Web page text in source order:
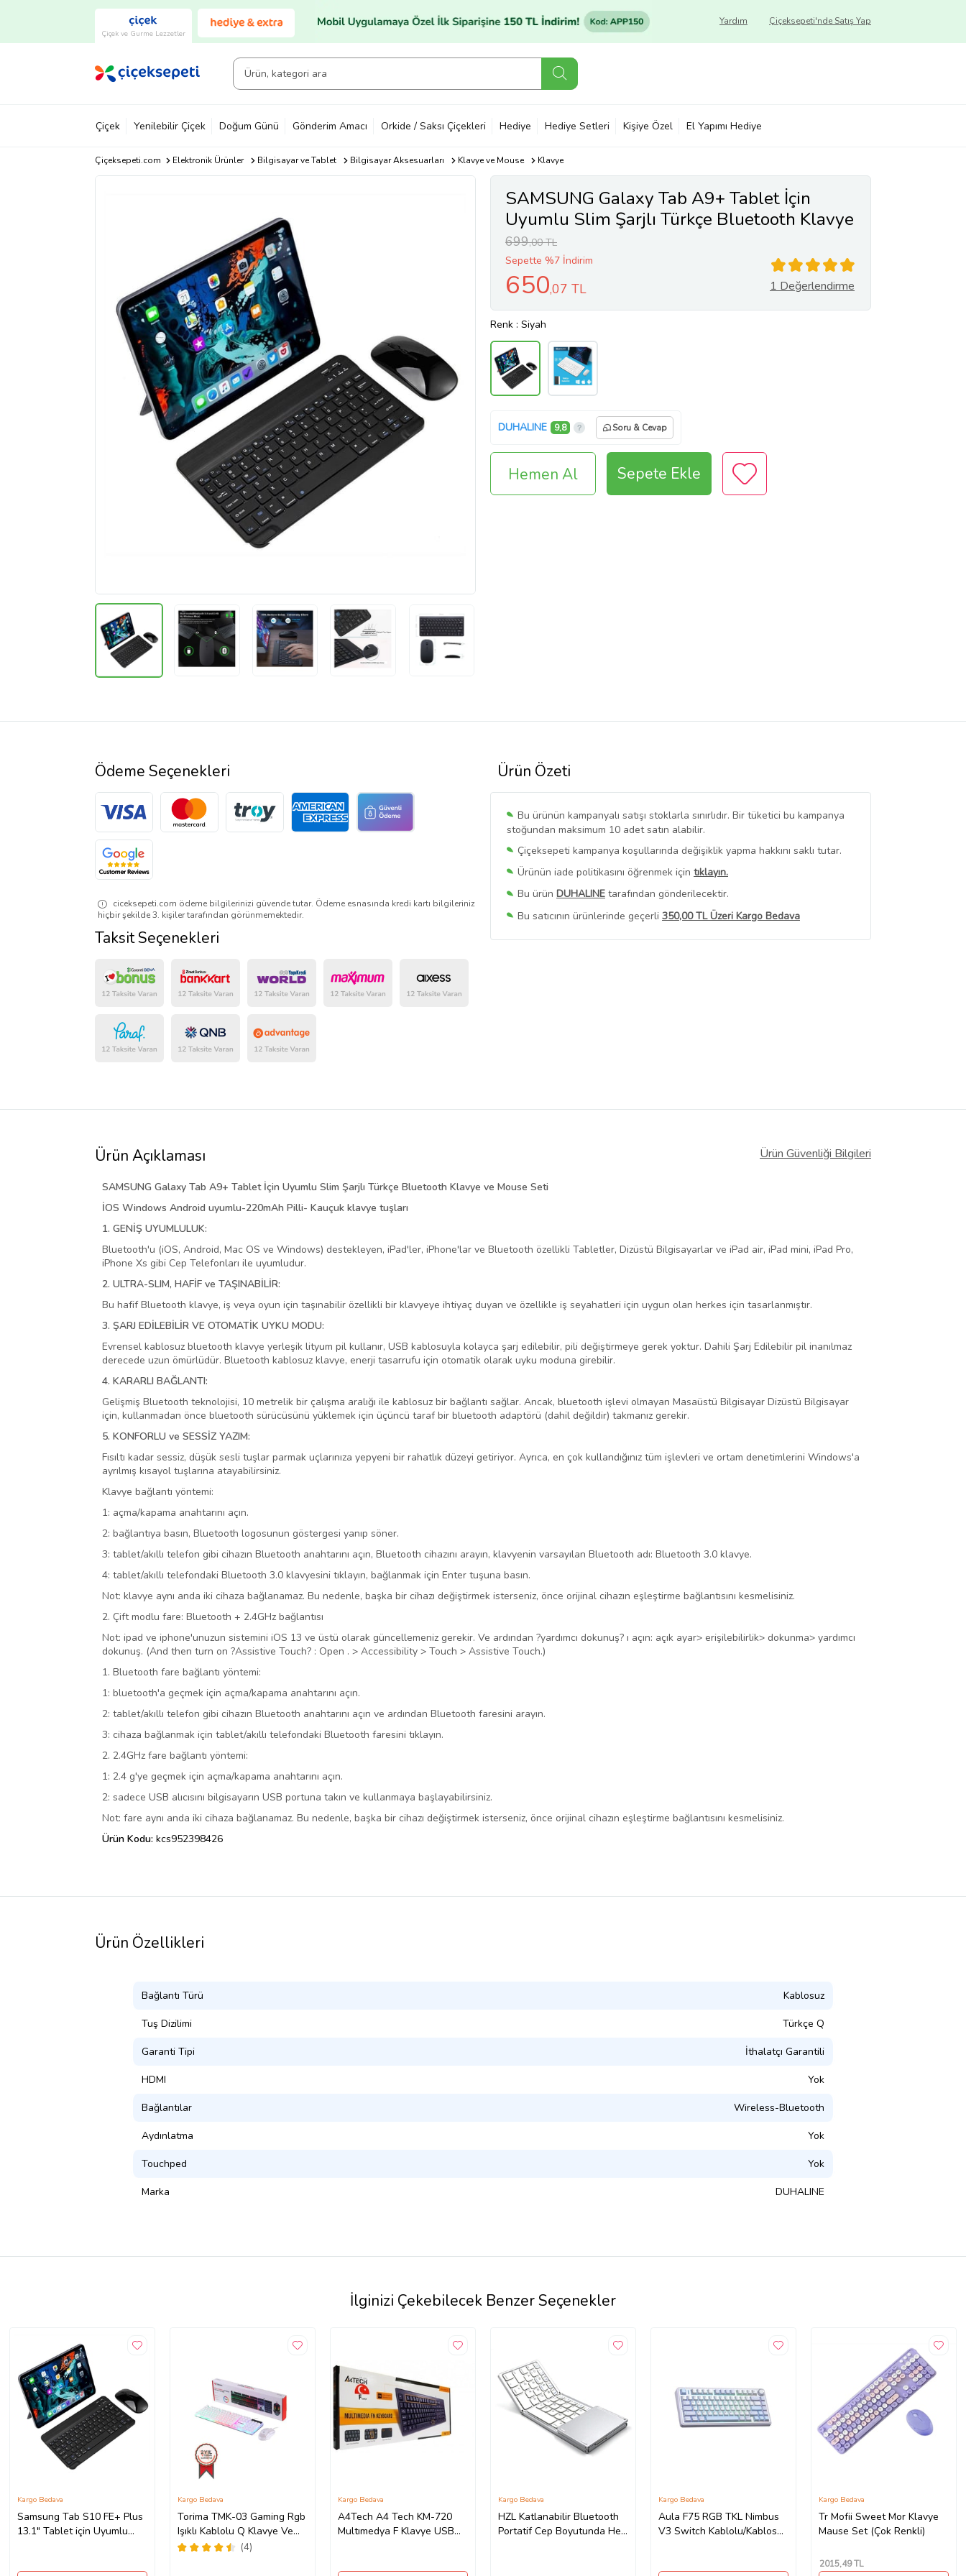
Çiçek ve Gurme Lezzetler
Çiçeksepeti'nde Satış Yap
Yardım
Çiçek Yenilebilir Çiçek Doğum Günü Gönderim Amacı Orkide / Saksı Çiçekleri Hediye Hediye Setleri Kişiye Özel El Yapımı Hediye
Çiçeksepeti.com Elektronik Ürünler Bilgisayar ve Tablet Bilgisayar Aksesuarları Klavye ve Mouse Klavye
SAMSUNG Galaxy Tab A9+ Tablet İçin
Uyumlu Slim Şarjlı Türkçe Bluetooth Klavye
ve Mouse Seti (Siyah)
699,00 TL
Sepette %7 İndirim
650,07 TL 1 Değerlendirme
Renk : Siyah
DUHALINE 9,8 Soru & Cevap
Hemen Al Sepete Ekle
Ürün Özeti
Bu ürünün kampanyalı satışı stoklarla sınırlıdır. Bir tüketici bu kampanya
stoğundan maksimum 10 adet satın alabilir.
Çiçeksepeti kampanya koşullarında değişiklik yapma hakkını saklı tutar.
Ürünün iade politikasını öğrenmek için tıklayın.
Bu ürün DUHALINE tarafından gönderilecektir.
Bu satıcının ürünlerinde geçerli 350,00 TL Üzeri Kargo Bedava
Bu SatıcınınTüm Ürünlerini Görüntüle
Ödeme Seçenekleri
ciceksepeti.com ödeme bilgilerinizi güvende tutar. Ödeme esnasında kredi kartı bilgileriniz
hiçbir şekilde 3. kişiler tarafından görünmemektedir.
Taksit Seçenekleri
Ürün Açıklaması Ürün Güvenliği Bilgileri
SAMSUNG Galaxy Tab A9+ Tablet İçin Uyumlu Slim Şarjlı Türkçe Bluetooth Klavye ve Mouse Seti
İOS Windows Android uyumlu-220mAh Pilli- Kauçuk klavye tuşları
1. GENİŞ UYUMLULUK:
Bluetooth'u (iOS, Android, Mac OS ve Windows) destekleyen, iPad'ler, iPhone'lar ve Bluetooth özellikli Tabletler, Dizüstü Bilgisayarlar ve iPad air, iPad mini, iPad Pro,
iPhone Xs gibi Cep Telefonları ile uyumludur.
2. ULTRA-SLIM, HAFİF ve TAŞINABİLİR:
Bu hafif Bluetooth klavye, iş veya oyun için taşınabilir özellikli bir klavyeye ihtiyaç duyan ve özellikle iş seyahatleri için uygun olan herkes için tasarlanmıştır.
3. ŞARJ EDİLEBİLİR VE OTOMATİK UYKU MODU:
Evrensel kablosuz bluetooth klavye yerleşik lityum pil kullanır, USB kablosuyla kolayca şarj edilebilir, pili değiştirmeye gerek yoktur. Dahili Şarj Edilebilir pil inanılmaz
derecede uzun ömürlüdür. Bluetooth kablosuz klavye, enerji tasarrufu için otomatik olarak uyku moduna girebilir.
4. KARARLI BAĞLANTI:
Gelişmiş Bluetooth teknolojisi, 10 metrelik bir çalışma aralığı ile kablosuz bir bağlantı sağlar. Ancak, bluetooth işlevi olmayan Masaüstü Bilgisayar Dizüstü Bilgisayar
için, kullanmadan önce bluetooth sürücüsünü yüklemek için üçüncü taraf bir bluetooth adaptörü (dahil değildir) takmanız gerekir.
5. KONFORLU ve SESSİZ YAZIM:
Fısıltı kadar sessiz, düşük sesli tuşlar parmak uçlarınıza yepyeni bir rahatlık düzeyi getiriyor. Ayrıca, en çok kullandığınız tüm işlevleri ve ortam denetimlerini Windows'a
ayrılmış kısayol tuşlarına atayabilirsiniz.
Klavye bağlantı yöntemi:
1: açma/kapama anahtarını açın.
2: bağlantıya basın, Bluetooth logosunun göstergesi yanıp söner.
3: tablet/akıllı telefon gibi cihazın Bluetooth anahtarını açın, Bluetooth cihazını arayın, klavyenin varsayılan Bluetooth adı: Bluetooth 3.0 klavye.
4: tablet/akıllı telefondaki Bluetooth 3.0 klavyesini tıklayın, bağlanmak için Enter tuşuna basın.
Not: klavye aynı anda iki cihaza bağlanamaz. Bu nedenle, başka bir cihazı değiştirmek isterseniz, önce orijinal cihazın eşleştirme bağlantısını kesmelisiniz.
2. Çift modlu fare: Bluetooth + 2.4GHz bağlantısı
Not: ipad ve iphone'unuzun sistemini iOS 13 ve üstü olarak güncellemeniz gerekir. Ve ardından ?yardımcı dokunuş? ı açın: açık ayar> erişilebilirlik> dokunma> yardımcı
dokunuş. (And then turn on ?Assistive Touch? : Open . > Accessibility > Touch > Assistive Touch.)
1. Bluetooth fare bağlantı yöntemi:
1: bluetooth'a geçmek için açma/kapama anahtarını açın.
2: tablet/akıllı telefon gibi cihazın Bluetooth anahtarını açın ve ardından Bluetooth faresini arayın.
3: cihaza bağlanmak için tablet/akıllı telefondaki Bluetooth faresini tıklayın.
2. 2.4GHz fare bağlantı yöntemi:
1: 2.4 g'ye geçmek için açma/kapama anahtarını açın.
2: sadece USB alıcısını bilgisayarın USB portuna takın ve kullanmaya başlayabilirsiniz.
Not: fare aynı anda iki cihaza bağlanamaz. Bu nedenle, başka bir cihazı değiştirmek isterseniz, önce orijinal cihazın eşleştirme bağlantısını kesmelisiniz.
Ürün Kodu: kcs952398426
Ürün Özellikleri
Bağlantı Türü Kablosuz
Tuş Dizilimi Türkçe Q
Garanti Tipi İthalatçı Garantili
HDMI Yok
Bağlantılar Wireless-Bluetooth
Aydınlatma Yok
Touchped Yok
Marka DUHALINE
İlginizi Çekebilecek Benzer Seçenekler
Samsung Tab S10 FE+ Plus
13.1" Tablet için Uyumlu
Kargo Bedava
Torima TMK-03 Gaming Rgb
Işıklı Kablolu Q Klavye Ve
Mouse Seti Beyaz
(4)
Kargo Bedava
A4Tech A4 Tech KM-720
Multımedya F Klavye USB
Kargo Bedava
HZL Katlanabilir Bluetooth
Portatif Cep Boyutunda Her
Kargo Bedava
Aula F75 RGB TKL Nimbus
V3 Switch Kablolu/Kablosuz
Kargo Bedava
Tr Mofii Sweet Mor Klavye
Mause Set (Çok Renkli)
Kargo Bedava
2015,49 TL